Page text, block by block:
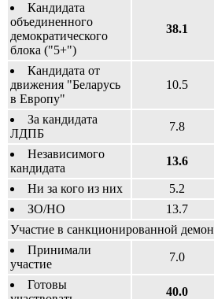
Кандидата
объединенного
демократического
блока ("5+")
38.1
Кандидата от
движения "Беларусь
в Европу"
10.5
За кандидата
ЛДПБ
7.8
Независимого
кандидата
13.6
Ни за кого из них
5.2
ЗО/НО
13.7
Участие в санкционированной
Принимали
участие
7.0
Готовы
40.0